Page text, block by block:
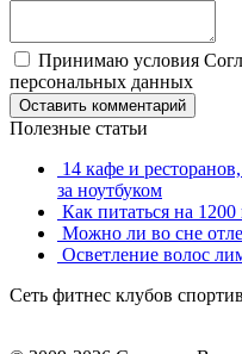
Принимаю условия
персональных данных
Оставить комментарий
Полезные статьи
14 кафе и
за ноутбуком
Как питаться на
Можно ли во сне
Осветление волос
Сеть фитнес клубов спортив